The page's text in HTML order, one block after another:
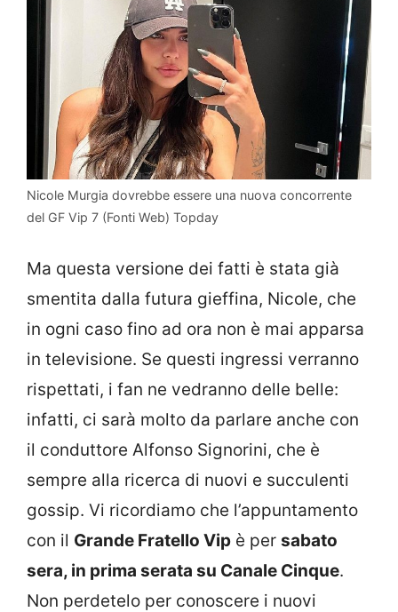
Nicole Murgia dovrebbe essere una nuova concorrente
del GF Vip 7 (Fonti Web) Topday
Ma questa versione dei fatti è stata già
smentita dalla futura gieffina, Nicole, che
in ogni caso fino ad ora non è mai apparsa
in televisione. Se questi ingressi verranno
rispettati, i fan ne vedranno delle belle:
infatti, ci sarà molto da parlare anche con
il conduttore Alfonso Signorini, che è
sempre alla ricerca di nuovi e succulenti
gossip. Vi ricordiamo che l’appuntamento
con il Grande Fratello Vip è per sabato
sera, in prima serata su Canale Cinque.
Non perdetelo per conoscere i nuovi